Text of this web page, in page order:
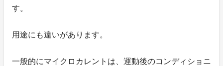
す。
用途にも違いがあります。
一般的にマイクロカレントは、運動後のコンディショニ